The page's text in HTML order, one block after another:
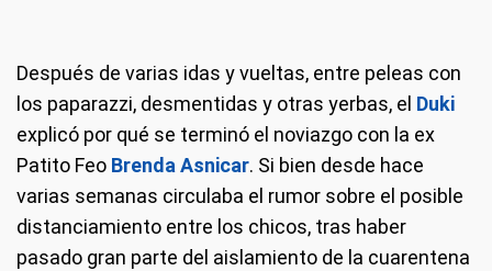
Después de varias idas y vueltas, entre peleas con
los paparazzi, desmentidas y otras yerbas, el Duki
explicó por qué se terminó el noviazgo con la ex
Patito Feo Brenda Asnicar. Si bien desde hace
varias semanas circulaba el rumor sobre el posible
distanciamiento entre los chicos, tras haber
pasado gran parte del aislamiento de la cuarentena